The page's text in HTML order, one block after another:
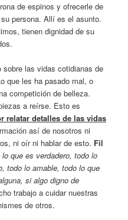
de espinos y ofrecerle de
persona. Allí es el asunto.
tienen dignidad de su
sobre las vidas cotidianas de
que les ha pasado mal, o
competición de belleza.
a reírse. Esto es
relatar detalles de las vidas
así de nosotros ni
ni oír ni hablar de esto. Fil
que es verdadero, todo lo
todo lo amable, todo lo que
si algo digno de
trabajo a cuidar nuestras
de otros.